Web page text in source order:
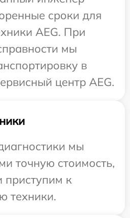
сроки для
AEG. При
мы
в
центр AEG.
мы
точную стоимость,
приступим к
техники.